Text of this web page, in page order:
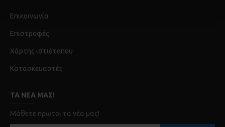
Επικοινωνία
Επιστροφές
Χάρτης ιστιότοπου
Κατασκευαστές
ΤΑ ΝΈΑ ΜΑΣ!
Μάθετε πρωτοι τα νέα μας!